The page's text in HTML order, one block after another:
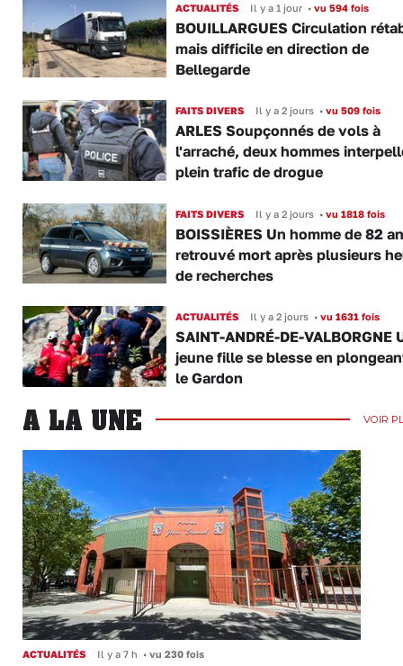
ACTUALITÉS Il y a 1 jour •vu 594 fois
BOUILLARGUES Circulation
mais difficile en direction de
Bellegarde
FAITS DIVERS Il y a 2 jours •vu 509 fois
ARLES Soupçonnés de vols à
l'arraché, deux hommes
plein trafic de drogue
FAITS DIVERS Il y a 2 jours •vu 1818 fois
BOISSIÈRES Un homme de 82
retrouvé mort après plusieurs
de recherches
ACTUALITÉS Il y a 2 jours •vu 1631 fois
SAINT-ANDRÉ-DE-VALBORGNE
jeune fille se blesse en
le Gardon
A LA UNE VOIR
ACTUALITÉS Il y a 7 h • vu 230 fois